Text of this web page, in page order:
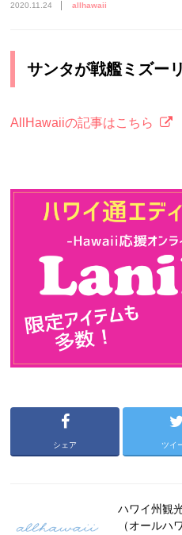
2020.11.24 allhawaii
サンタが戦艦ミズー
AllHawaiiの記事はこちら
シェア ツイ
ハワイ州観
（オールハ